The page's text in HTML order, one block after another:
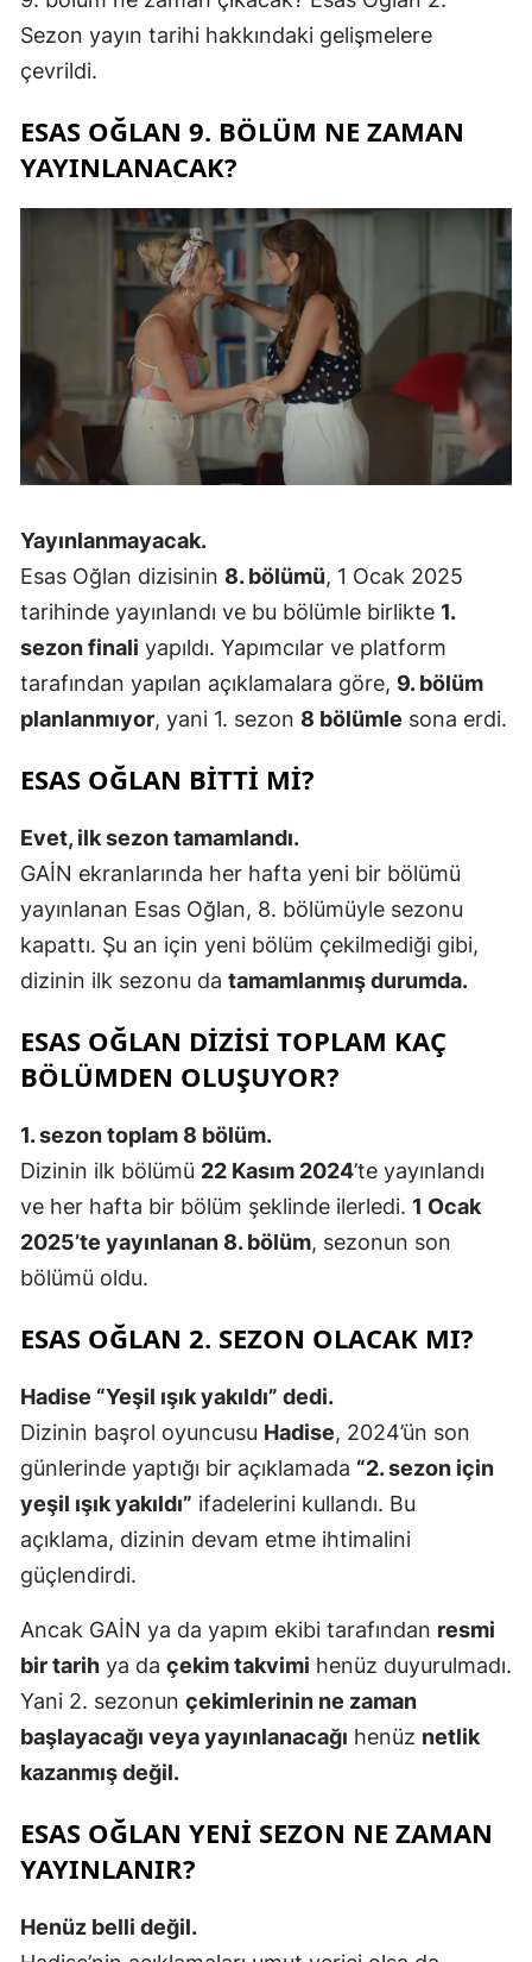
Sezon yayın tarihi hakkındaki gelişmelere
çevrildi.
ESAS OĞLAN 9. BÖLÜM NE ZAMAN
YAYINLANACAK?
Yayınlanmayacak.
Esas Oğlan dizisinin 8. bölümü, 1 Ocak 2025
tarihinde yayınlandı ve bu bölümle birlikte 1.
sezon finali yapıldı. Yapımcılar ve platform
tarafından yapılan açıklamalara göre, 9. bölüm
planlanmıyor, yani 1. sezon 8 bölümle sona erdi.
ESAS OĞLAN BITTI MI?
Evet, ilk sezon tamamlandı.
GAİN ekranlarında her hafta yeni bir bölümü
yayınlanan Esas Oğlan, 8. bölümüyle sezonu
kapattı. Şu an için yeni bölüm çekilmediği gibi,
dizinin ilk sezonu da tamamlanmış durumda.
ESAS OĞLAN DIZISI TOPLAM KAÇ
BÖLÜMDEN OLUŞUYOR?
1. sezon toplam 8 bölüm.
Dizinin ilk bölümü 22 Kasım 2024’te yayınlandı
ve her hafta bir bölüm şeklinde ilerledi. 1 Ocak
2025’te yayınlanan 8. bölüm, sezonun son
bölümü oldu.
ESAS OĞLAN 2. SEZON OLACAK MI?
Hadise “Yeşil ışık yakıldı” dedi.
Dizinin başrol oyuncusu Hadise, 2024’ün son
günlerinde yaptığı bir açıklamada “2. sezon için
yeşil ışık yakıldı” ifadelerini kullandı. Bu
açıklama, dizinin devam etme ihtimalini
güçlendirdi.
Ancak GAİN ya da yapım ekibi tarafından resmi
bir tarih ya da çekim takvimi henüz duyurulmadı.
Yani 2. sezonun çekimlerinin ne zaman
başlayacağı veya yayınlanacağı henüz netlik
kazanmış değil.
ESAS OĞLAN YENI SEZON NE ZAMAN
YAYINLANIR?
Henüz belli değil.